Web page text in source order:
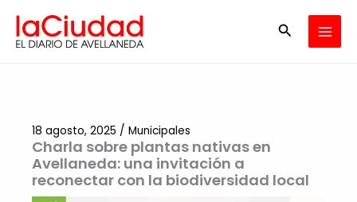
contenido
Buscar
Charla sobre plantas nativas en
Avellaneda: una invitación a
reconectar con la biodiversidad local
18 agosto, 2025 / Municipales